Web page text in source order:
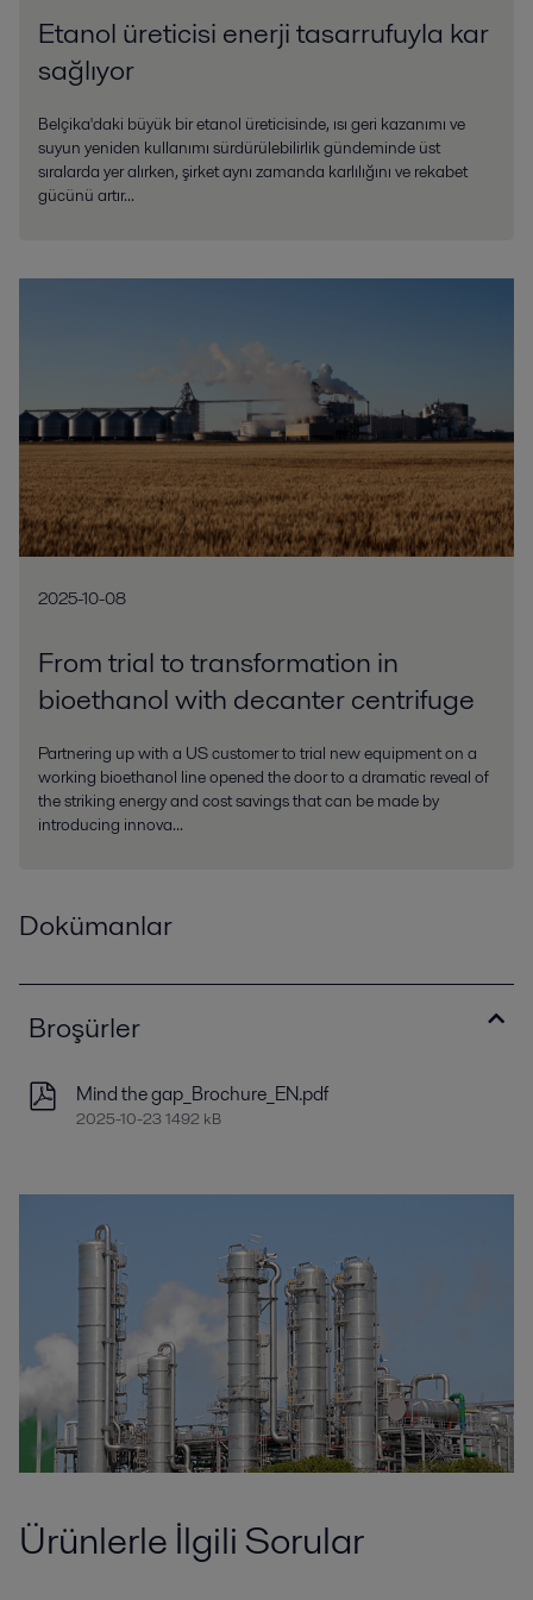
Etanol üreticisi enerji tasarrufuyla kar
sağlıyor
Belçika'daki büyük bir etanol üreticisinde, ısı geri kazanımı ve
suyun yeniden kullanımı sürdürülebilirlik gündeminde üst
sıralarda yer alırken, şirket aynı zamanda karlılığını ve rekabet
gücünü artır...
2025-10-08
From trial to transformation in
bioethanol with decanter centrifuge
Partnering up with a US customer to trial new equipment on a
working bioethanol line opened the door to a dramatic reveal of
the striking energy and cost savings that can be made by
introducing innova...
Dokümanlar
Broşürler
Mind the gap_Brochure_EN.pdf
2025-10-23 1492 kB
Ürünlerle İlgili Sorular